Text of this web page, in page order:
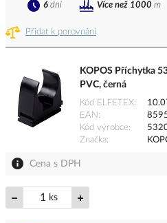
Přidat k porovnání
6 dní Více než 1000 m
KOPOS Příchytka
PVC, černá
Kód ELFETEX
EAN
Kód výrobce
Značka
Cena s DPH
ks